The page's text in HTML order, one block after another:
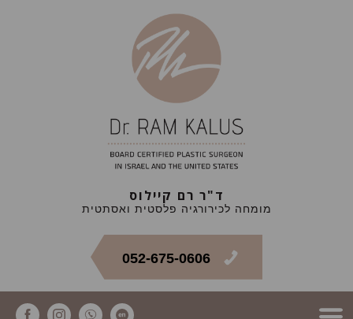
ד"ר רם קיילוס
מומחה לכירורגיה פלסטית ואסתטית
052-675-0606